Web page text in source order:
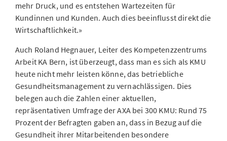
mehr Druck, und es entstehen Wartezeiten für
Kundinnen und Kunden. Auch dies beeinflusst direkt die
Wirtschaftlichkeit.»
Auch Roland Hegnauer, Leiter des Kompetenzzentrums
Arbeit KA Bern, ist überzeugt, dass man es sich als KMU
heute nicht mehr leisten könne, das betriebliche
Gesundheitsmanagement zu vernachlässigen. Dies
belegen auch die Zahlen einer aktuellen,
repräsentativen Umfrage der AXA bei 300 KMU: Rund 75
Prozent der Befragten gaben an, dass in Bezug auf die
Gesundheit ihrer Mitarbeitenden besondere